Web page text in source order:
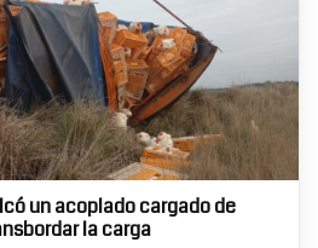
un acoplado cargado de
la carga